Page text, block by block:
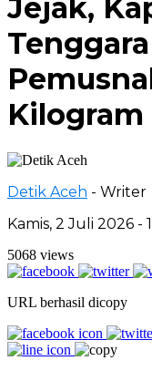
Jejak,
Kilogram
Detik Aceh - Writer
Kamis, 2 Juli 2026 -
5068 views
URL berhasil dicopy